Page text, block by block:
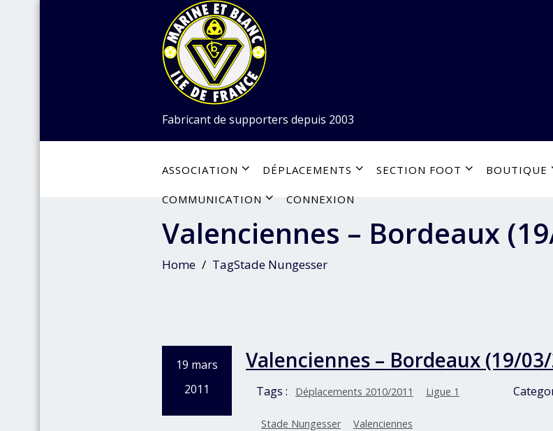
Fabricant de supporters depuis 2003
ASSOCIATION DÉPLACEMENTS SECTION FOOT BOUTIQUE
COMMUNICATION CONNEXION
Valenciennes – Bordeaux
Home TagStade Nungesser
19 mars
2011
Valenciennes – Bordeaux (19/
Tags : Déplacements 2010/2011 Ligue 1
Stade Nungesser Valenciennes